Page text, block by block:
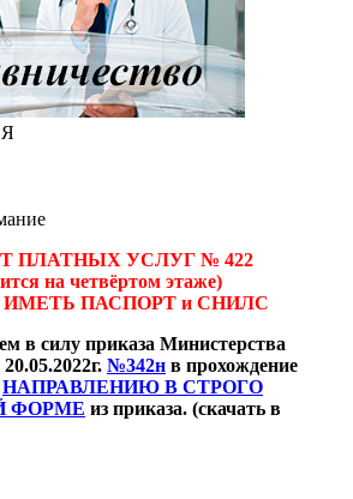
ПЛАТНЫХ УСЛУГ № 422
на четвёртом этаже)
ИМЕТЬ ПАСПОРТ и СНИЛС
в силу приказа Министерства
№342н в прохождение
НАПРАВЛЕНИЮ В СТРОГО
ФОРМЕ из приказа. (скачать в